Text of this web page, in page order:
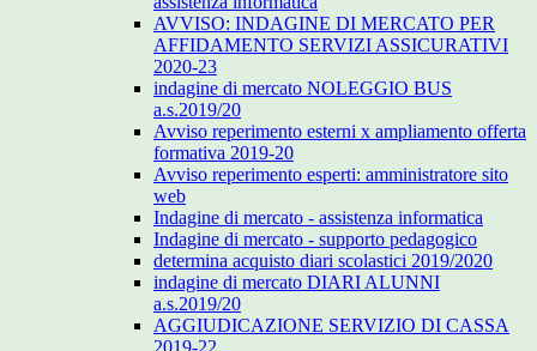
AVVISO: INDAGINE DI MERCATO PER
AFFIDAMENTO SERVIZI ASSICURATIVI
2020-23
indagine di mercato NOLEGGIO BUS
a.s.2019/20
Avviso reperimento esterni x ampliamento offerta
formativa 2019-20
Avviso reperimento esperti: amministratore sito
web
Indagine di mercato - assistenza informatica
Indagine di mercato - supporto pedagogico
determina acquisto diari scolastici 2019/2020
indagine di mercato DIARI ALUNNI
a.s.2019/20
AGGIUDICAZIONE SERVIZIO DI CASSA